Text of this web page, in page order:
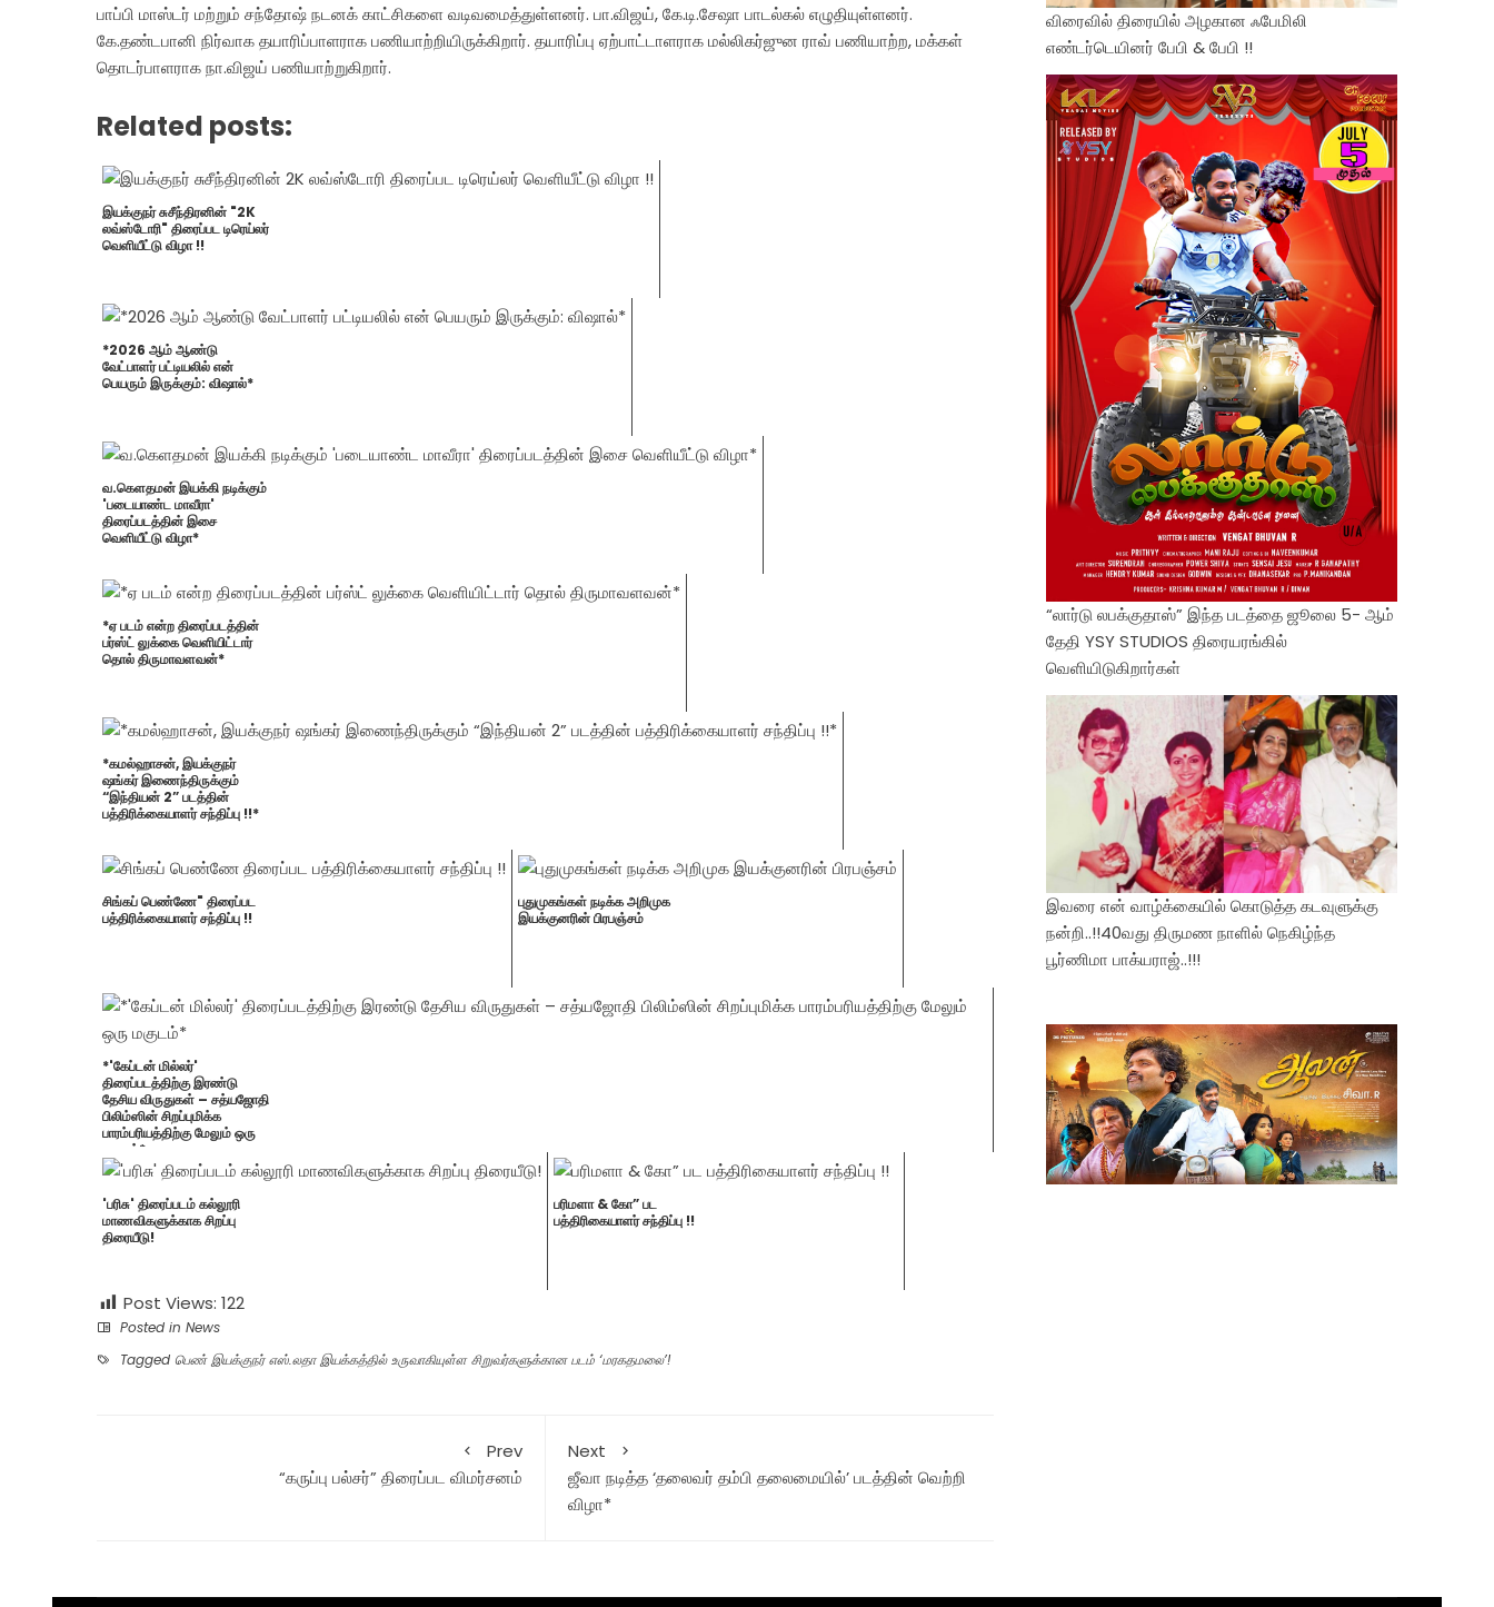
பாப்பி மாஸ்டர் மற்றும் சந்தோஷ் நடனக் காட்சிகளை வடிவமைத்துள்ளனர். பா.விஜய், கே.டி.சேஷா பாடல்கல் எழுதியுள்ளனர்.
கே.தண்டபானி நிர்வாக தயாரிப்பாளராக பணியாற்றியிருக்கிறார். தயாரிப்பு ஏற்பாட்டாளராக மல்லிகர்ஜுன ராவ் பணியாற்ற, மக்கள்
தொடர்பாளராக நா.விஜய் பணியாற்றுகிறார்.
Related posts:
இயக்குநர் சுசீந்திரனின் "2K
லவ்ஸ்டோரி" திரைப்பட டிரெய்லர்
வெளியீட்டு விழா !!
*2026 ஆம் ஆண்டு
வேட்பாளர் பட்டியலில் என்
பெயரும் இருக்கும்: விஷால்*
வ.கெளதமன் இயக்கி நடிக்கும்
'படையாண்ட மாவீரா'
திரைப்படத்தின் இசை
வெளியீட்டு விழா*
*ஏ படம் என்ற திரைப்படத்தின்
பர்ஸ்ட் லுக்கை வெளியிட்டார்
தொல் திருமாவளவன்*
*கமல்ஹாசன், இயக்குநர்
ஷங்கர் இணைந்திருக்கும்
“இந்தியன் 2” படத்தின்
பத்திரிக்கையாளர் சந்திப்பு !!*
சிங்கப் பெண்ணே" திரைப்பட
பத்திரிக்கையாளர் சந்திப்பு !!
புதுமுகங்கள் நடிக்க அறிமுக
இயக்குனரின் பிரபஞ்சம்
*'கேப்டன் மில்லர்'
திரைப்படத்திற்கு இரண்டு
தேசிய விருதுகள் – சத்யஜோதி
பிலிம்ஸின் சிறப்புமிக்க
பாரம்பரியத்திற்கு மேலும் ஒரு
மகுடம்*
'பரிசு' திரைப்படம் கல்லூரி
மாணவிகளுக்காக சிறப்பு
திரையீடு!
பரிமளா & கோ” பட
பத்திரிகையாளர் சந்திப்பு !!
Post Views: 122
Posted in News
Tagged பெண் இயக்குநர் எஸ்.லதா இயக்கத்தில் உருவாகியுள்ள சிறுவர்களுக்கான படம் ‘மரகதமலை’!
Prev
“கருப்பு பல்சர்” திரைப்பட விமர்சனம்
Next
ஜீவா நடித்த ‘தலைவர் தம்பி தலைமையில்’ படத்தின் வெற்றி
விழா*
விரைவில் திரையில் அழகான ஃபேமிலி
எண்டர்டெயினர் பேபி & பேபி !!
“லார்டு லபக்குதாஸ்” இந்த படத்தை ஜூலை 5- ஆம்
தேதி YSY STUDIOS திரையரங்கில்
வெளியிடுகிறார்கள்
இவரை என் வாழ்க்கையில் கொடுத்த கடவுளுக்கு
நன்றி..!!40வது திருமண நாளில் நெகிழ்ந்த
பூர்ணிமா பாக்யராஜ்..!!!